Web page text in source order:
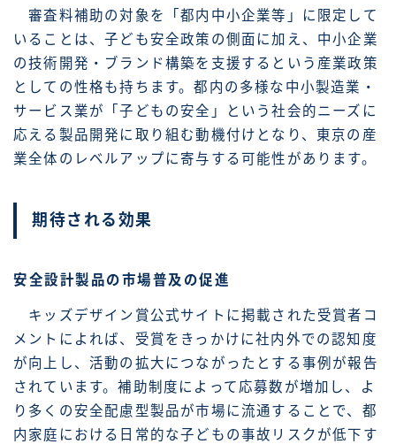
審査料補助の対象を「都内中小企業等」に限定して
いることは、子ども安全政策の側面に加え、中小企業
の技術開発・ブランド構築を支援するという産業政策
としての性格も持ちます。都内の多様な中小製造業・
サービス業が「子どもの安全」という社会的ニーズに
応える製品開発に取り組む動機付けとなり、東京の産
業全体のレベルアップに寄与する可能性があります。
期待される効果
安全設計製品の市場普及の促進
キッズデザイン賞公式サイトに掲載された受賞者コ
メントによれば、受賞をきっかけに社内外での認知度
が向上し、活動の拡大につながったとする事例が報告
されています。補助制度によって応募数が増加し、よ
り多くの安全配慮型製品が市場に流通することで、都
内家庭における日常的な子どもの事故リスクが低下す